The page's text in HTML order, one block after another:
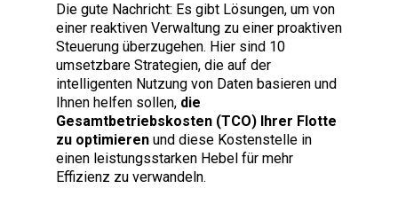
Die gute Nachricht: Es gibt Lösungen, um von
einer reaktiven Verwaltung zu einer proaktiven
Steuerung überzugehen. Hier sind 10
umsetzbare Strategien, die auf der
intelligenten Nutzung von Daten basieren und
Ihnen helfen sollen, die
Gesamtbetriebskosten (TCO) Ihrer Flotte
zu optimieren und diese Kostenstelle in
einen leistungsstarken Hebel für mehr
Effizienz zu verwandeln.